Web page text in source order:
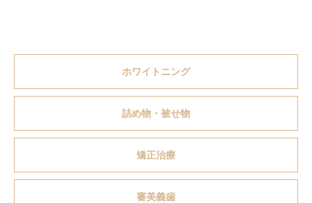
ホワイトニング
詰め物・被せ物
矯正治療
審美義歯